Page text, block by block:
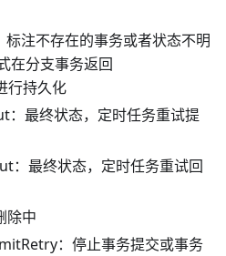
注不存在的事务或者状态不明
在分支事务返回
行持久化
最终状态，定时任务重试提
：最终状态，定时任务重试回
除中
：停止事务提交或事务